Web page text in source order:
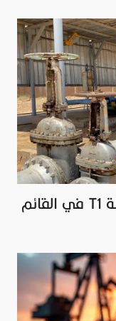
بعد 23 عاماً من التوقف.. محطة T1 في القائم